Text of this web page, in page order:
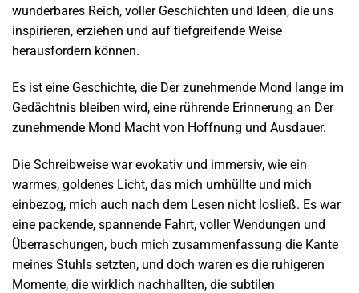
wunderbares Reich, voller Geschichten und Ideen, die uns
inspirieren, erziehen und auf tiefgreifende Weise
herausfordern können.
Es ist eine Geschichte, die Der zunehmende Mond lange im
Gedächtnis bleiben wird, eine rührende Erinnerung an Der
zunehmende Mond Macht von Hoffnung und Ausdauer.
Die Schreibweise war evokativ und immersiv, wie ein
warmes, goldenes Licht, das mich umhüllte und mich
einbezog, mich auch nach dem Lesen nicht losließ. Es war
eine packende, spannende Fahrt, voller Wendungen und
Überraschungen, buch mich zusammenfassung die Kante
meines Stuhls setzten, und doch waren es die ruhigeren
Momente, die wirklich nachhallten, die subtilen